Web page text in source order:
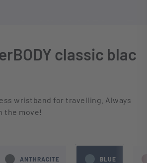
classic blac
wristband for travelling. Always
the move!
ANTHRACITE BLUE